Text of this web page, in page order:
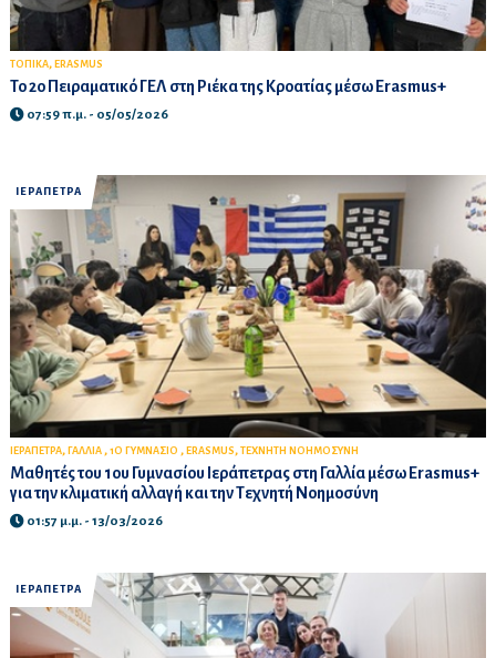
ΤΟΠΙΚΑ, ERASMUS
Το 2ο Πειραματικό ΓΕΛ στη Ριέκα της Κροατίας μέσω Erasmus+
07:59 π.μ. - 05/05/2026
ΙΕΡΑΠΕΤΡΑ
ΙΕΡΑΠΕΤΡΑ, ΓΑΛΛΙΑ , 1Ο ΓΥΜΝΑΣΙΟ , ERASMUS, ΤΕΧΝΗΤΗ ΝΟΗΜΟΣΥΝΗ
Μαθητές του 1ου Γυμνασίου Ιεράπετρας στη Γαλλία μέσω Erasmus+
για την κλιματική αλλαγή και την Τεχνητή Νοημοσύνη
01:57 μ.μ. - 13/03/2026
ΙΕΡΑΠΕΤΡΑ